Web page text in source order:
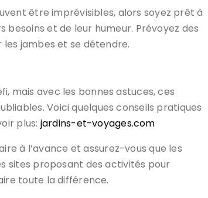
être imprévisibles, alors soyez prêt à
et de leur humeur. Prévoyez des
les jambes et se détendre.
mais avec les bonnes astuces, ces
Voici quelques conseils pratiques
plus: jardins-et-voyages.com
à l’avance et assurez-vous que les
sites proposant des activités pour
toute la différence.